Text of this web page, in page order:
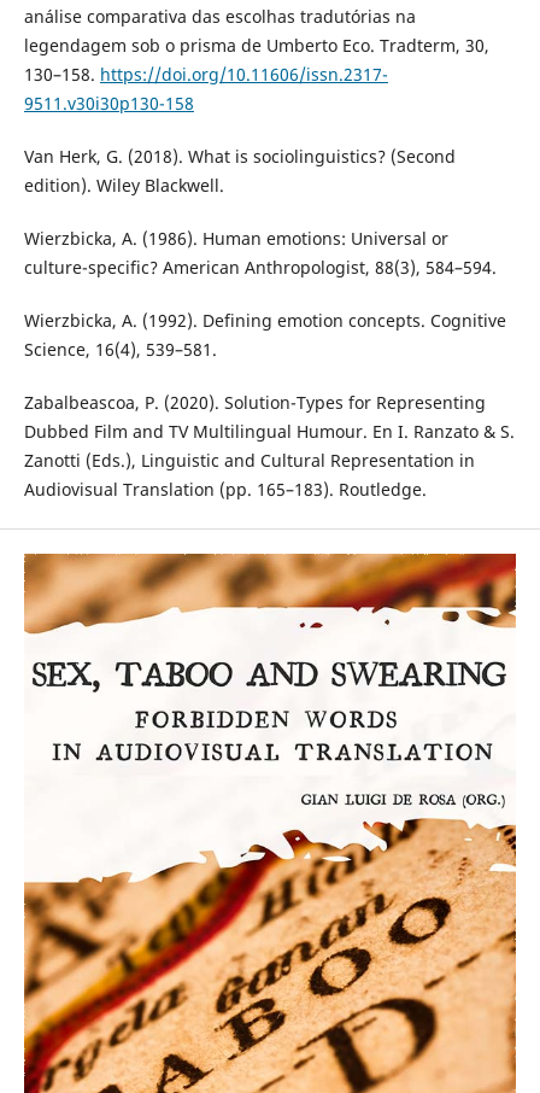
análise comparativa das escolhas tradutórias na
legendagem sob o prisma de Umberto Eco. Tradterm, 30,
130–158. https://doi.org/10.11606/issn.2317-
9511.v30i30p130-158
Van Herk, G. (2018). What is sociolinguistics? (Second
edition). Wiley Blackwell.
Wierzbicka, A. (1986). Human emotions: Universal or
culture-specific? American Anthropologist, 88(3), 584–594.
Wierzbicka, A. (1992). Defining emotion concepts. Cognitive
Science, 16(4), 539–581.
Zabalbeascoa, P. (2020). Solution-Types for Representing
Dubbed Film and TV Multilingual Humour. En I. Ranzato & S.
Zanotti (Eds.), Linguistic and Cultural Representation in
Audiovisual Translation (pp. 165–183). Routledge.